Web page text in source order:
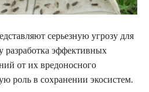
серьезную угрозу для
разработка эффективных
от их вредоносного
роль в сохранении экосистем.